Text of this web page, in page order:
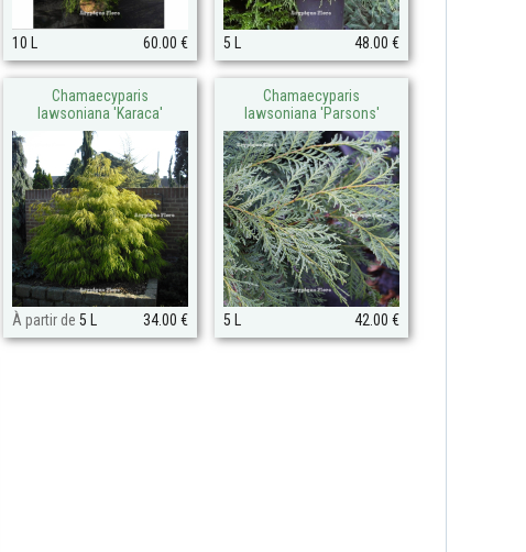
10 L 60.00 € 5 L 48.00 €
Chamaecyparis
lawsoniana 'Karaca'
À partir de 5 L 34.00 €
Chamaecyparis
lawsoniana 'Parsons'
5 L 42.00 €